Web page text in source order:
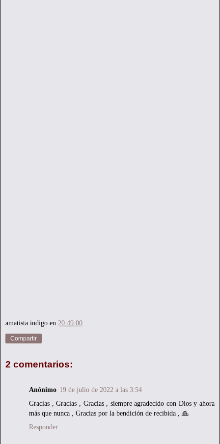
amatista indigo en 20:49:00
Compartir
2 comentarios:
Anónimo 19 de julio de 2022 a las 3:54
Gracias , Gracias , Gracias , siempre agradecido con Dios y ahora
más que nunca , Gracias por la bendición de recibida , 🙏
Responder